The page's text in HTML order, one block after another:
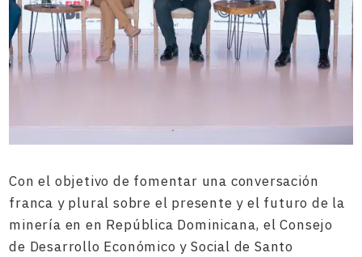
Con el objetivo de fomentar una conversación
franca y plural sobre el presente y el futuro de la
minería en en República Dominicana, el Consejo
de Desarrollo Económico y Social de Santo